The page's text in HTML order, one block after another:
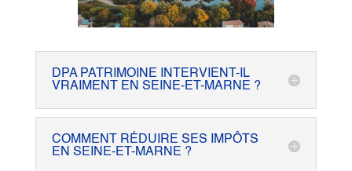
DPA PATRIMOINE INTERVIENT-IL
VRAIMENT EN SEINE-ET-MARNE ?
COMMENT RÉDUIRE SES IMPÔTS
EN SEINE-ET-MARNE ?